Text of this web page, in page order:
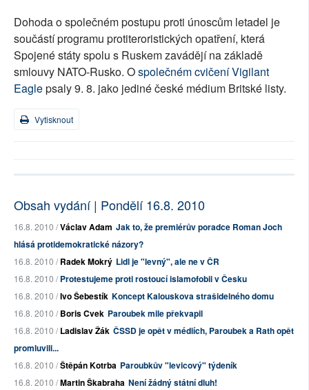
Dohoda o společném postupu proti únoscům letadel je
součástí programu protiteroristických opatření, která
Spojené státy spolu s Ruskem zavádějí na základě
smlouvy NATO-Rusko. Ospolečném cvičení Vigilant
Eaglepsaly 9. 8. jako jediné české médium Britské listy.
Vytisknout
Obsah vydání | Pondělí 16.8. 2010
16.8. 2010 /Václav Adam Jak to, že premiérův poradce Roman Joch
hlásá protidemokratické názory?
16.8. 2010 /Radek Mokrý Lidl je "levný", ale ne v ČR
16.8. 2010 /Protestujeme proti rostoucí islamofobii v Česku
16.8. 2010 /Ivo Šebestík Koncept Kalouskova strašidelného domu
16.8. 2010 /Boris Cvek Paroubek mile překvapil
16.8. 2010 /Ladislav Žák ČSSD je opět v médiích, Paroubek a Rath opět
promluvili...
16.8. 2010 /Štěpán Kotrba Paroubkův "levicový" týdeník
16.8. 2010 /Martin Škabraha Není žádný státní dluh!